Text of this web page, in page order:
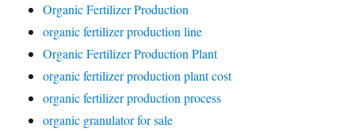
Organic Fertilizer Production
organic fertilizer production line
Organic Fertilizer Production Plant
organic fertilizer production plant cost
organic fertilizer production process
organic granulator for sale